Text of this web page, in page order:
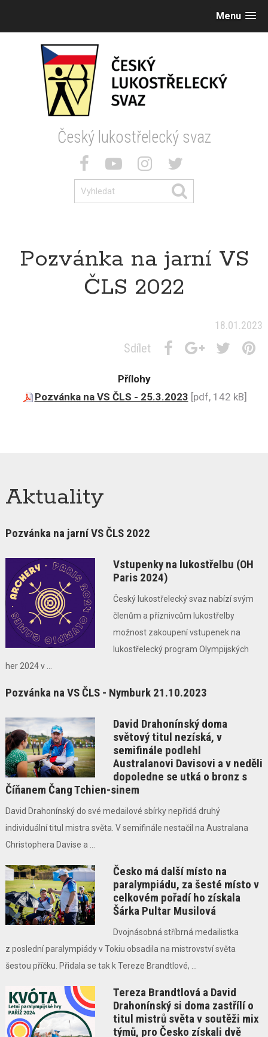
Menu
Český lukostřelecký svaz
Pozvánka na jarní VS
ČLS 2022
18.01.2023
Sdílet
Přílohy
Pozvánka na VS ČLS - 25.3.2023 [pdf, 142 kB]
Aktuality
Pozvánka na jarní VS ČLS 2022
Vstupenky na lukostřelbu (OH
Paris 2024)
Český lukostřelecký svaz nabízí svým
členům a příznivcům lukostřelby
možnost zakoupení vstupenek na
lukostřelecký program Olympijských
her 2024 v ...
Pozvánka na VS ČLS - Nymburk 21.10.2023
David Drahonínský doma
světový titul nezíská, v
semifinále podlehl
Australanovi Davisovi a v neděli
dopoledne se utká o bronz s
Číňanem Čang Tchien-sinem
David Drahonínský do své medailové sbírky nepřidá druhý
individuální titul mistra světa. V semifinále nestačil na Australana
Christophera Davise a ...
Česko má další místo na
paralympiádu, za šesté místo v
celkovém pořadí ho získala
Šárka Pultar Musilová
Dvojnásobná stříbrná medailistka
z poslední paralympiády v Tokiu obsadila na mistrovství světa
šestou příčku. Přidala se tak k Tereze Brandtlové, ...
Tereza Brandtlová a David
Drahonínský si doma zastřílí o
titul mistrů světa v soutěži mix
týmů, pro Česko získali dvě